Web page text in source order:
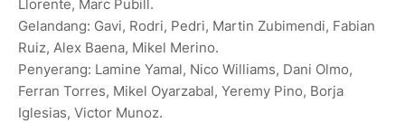
Llorente, Marc Pubill.
Gelandang: Gavi, Rodri, Pedri, Martin Zubimendi, Fabian
Ruiz, Alex Baena, Mikel Merino.
Penyerang: Lamine Yamal, Nico Williams, Dani Olmo,
Ferran Torres, Mikel Oyarzabal, Yeremy Pino, Borja
Iglesias, Victor Munoz.